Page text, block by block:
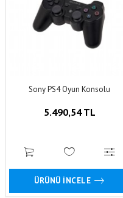
Sony PS4 Oyun Konsolu
5.490,54 TL
ÜRÜNÜ İNCELE